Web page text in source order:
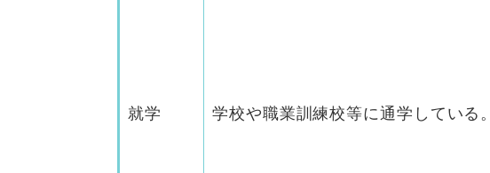
就学 学校や職業訓練校等に通学している。